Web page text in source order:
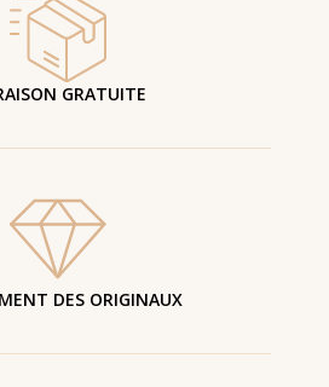
GRATUITE
DES ORIGINAUX